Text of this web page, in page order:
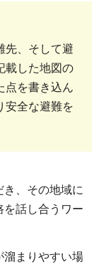
先、そして避
載した地図の
点を書き込ん
安全な避難を
、その地域に
を話し合うワー
溜まりやすい場